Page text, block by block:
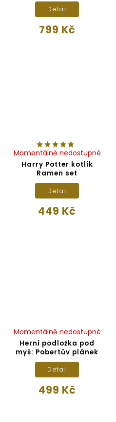
799 Kč
Detail
Harry Potter kotlík
Ramen set
Momentálně nedostupné
449 Kč
Detail
Herní podložka pod
myš: Pobertův plánek
Momentálně nedostupné
499 Kč
Detail